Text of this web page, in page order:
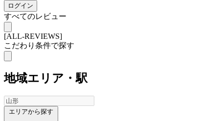
ログイン
すべてのレビュー
[ALL-REVIEWS]
こだわり条件で探す
地域エリア・駅
エリアから探す